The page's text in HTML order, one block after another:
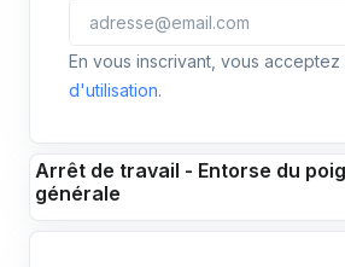
En vous inscrivant, vous acceptez
d'utilisation.
Arrêt de travail - Entorse du
générale